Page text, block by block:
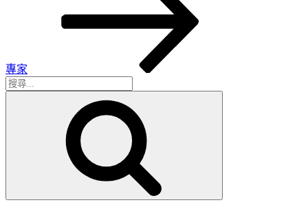
專家
搜